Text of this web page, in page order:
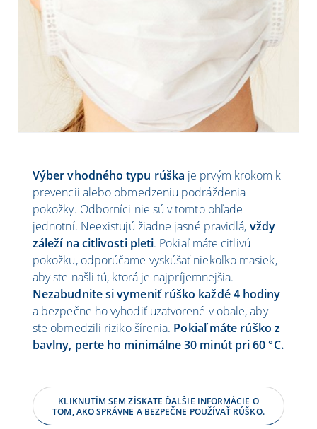
Výber vhodného typu rúška je prvým krokom k
prevencii alebo obmedzeniu podráždenia
pokožky. Odborníci nie sú v tomto ohľade
jednotní. Neexistujú žiadne jasné pravidlá, vždy
záleží na citlivosti pleti. Pokiaľ máte citlivú
pokožku, odporúčame vyskúšať niekoľko masiek,
aby ste našli tú, ktorá je najpríjemnejšia.
Nezabudnite si vymeniť rúško každé 4 hodiny
a bezpečne ho vyhodiť uzatvorené v obale, aby
ste obmedzili riziko šírenia. Pokiaľ máte rúško z
bavlny, perte ho minimálne 30 minút pri 60 °C.
KLIKNUTÍM SEM ZÍSKATE ĎALŠIE INFORMÁCIE O
TOM, AKO SPRÁVNE A BEZPEČNE POUŽÍVAŤ RÚŠKO.